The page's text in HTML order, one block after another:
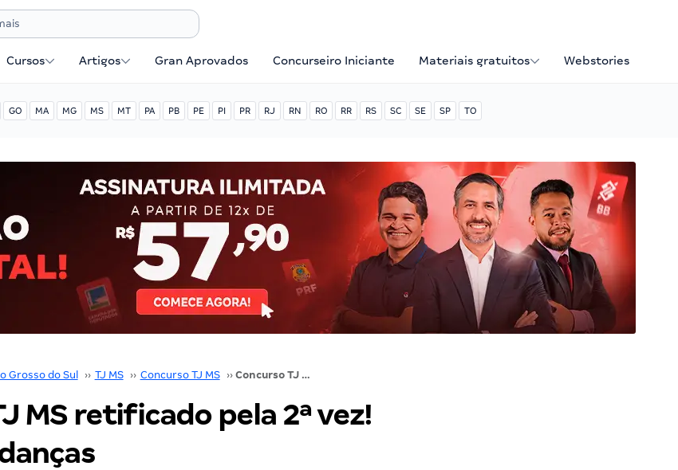
Cursos Artigos Gran Aprovados Concurseiro Iniciante Materiais gratuitos Webstories
GO MA MG MS MT PA PB PE PI PR RJ RN RO RR RS SC SE SP TO
Grosso do Sul ›› TJ MS ›› Concurso TJ MS ›› Concurso TJ MS retificado pela 2ª vez! Veja as mudanças
MS retificado pela 2ª vez!